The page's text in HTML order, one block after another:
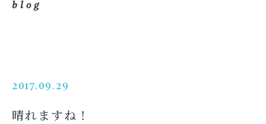
blog
2017.09.29
晴れますね！